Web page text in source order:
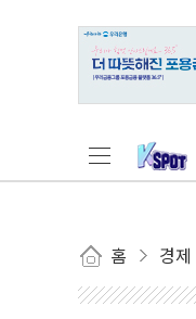
홈 경제